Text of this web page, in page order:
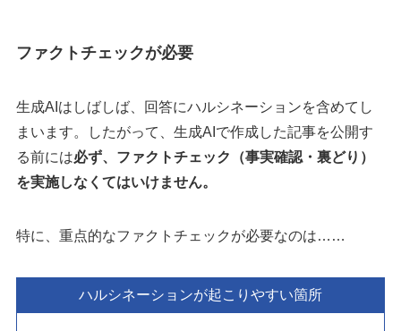
ファクトチェックが必要
生成AIはしばしば、回答にハルシネーションを含めてし
まいます。したがって、生成AIで作成した記事を公開す
る前には必ず、ファクトチェック（事実確認・裏どり）
を実施しなくてはいけません。
特に、重点的なファクトチェックが必要なのは……
ハルシネーションが起こりやすい箇所